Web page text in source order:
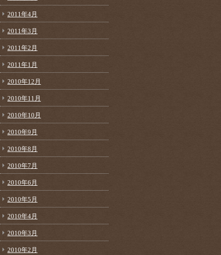
2011年4月
2011年3月
2011年2月
2011年1月
2010年12月
2010年11月
2010年10月
2010年9月
2010年8月
2010年7月
2010年6月
2010年5月
2010年4月
2010年3月
2010年2月